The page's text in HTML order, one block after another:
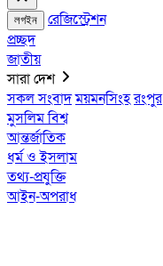
লগইন
রেজিস্ট্রেশন
প্রচ্ছদ
জাতীয়
সারা দেশ
সকল সংবাদময়মনসিংহরংপুর
মুসলিম বিশ্ব
আন্তর্জাতিক
ধর্ম ও ইসলাম
তথ্য-প্রযুক্তি
আইন-অপরাধ